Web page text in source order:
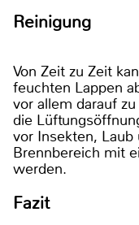
Reinigung
Von Zeit zu Zeit
feuchten Lappen
vor allem darauf
die
vor Insekten,
Brennbereich mit
werden.
Fazit